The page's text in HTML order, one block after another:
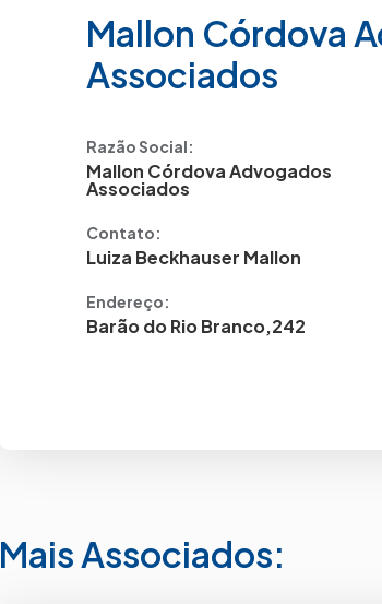
Mallon Córdova
Associados
Razão Social:
Mallon Córdova Advogados
Associados
Contato:
Luiza Beckhauser Mallon
Endereço:
Barão do Rio Branco,242
Mais Associados: